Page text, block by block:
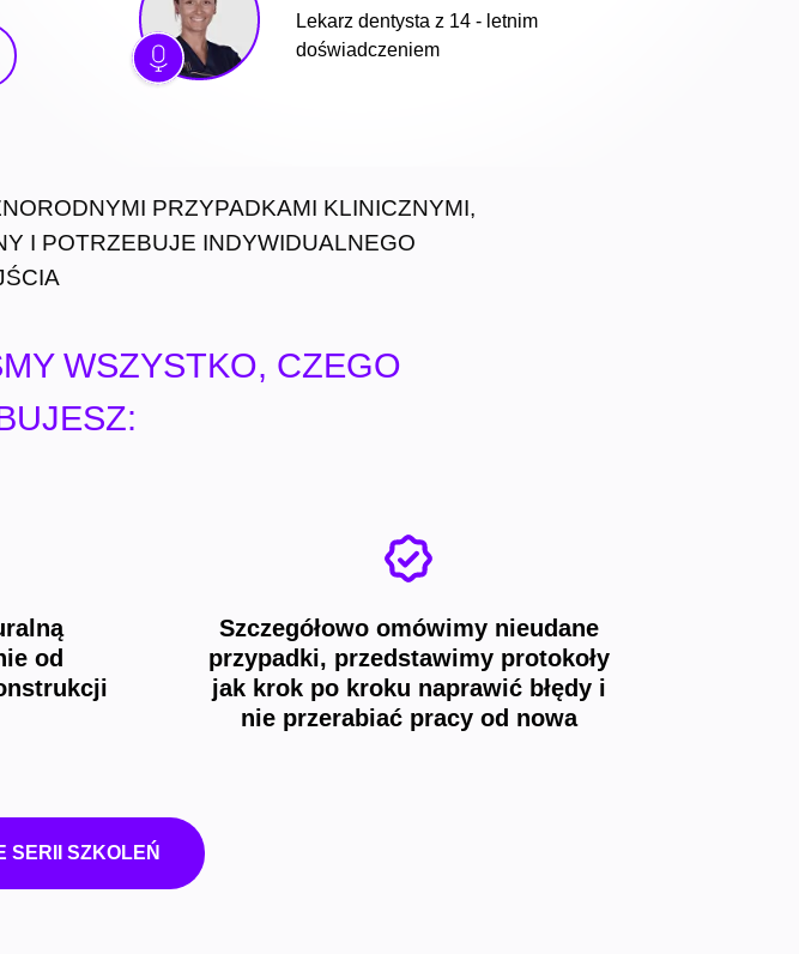
Lekarz dentysta z 14 - letnim
doświadczeniem
WSZYSTKO, CZEGO
od
Szczegółowo omówimy nieudane
przypadki, przedstawimy protokoły
jak krok po kroku naprawić błędy i
nie przerabiać pracy od nowa
PRZYPADKAMI KLINICZNYMI,
I POTRZEBUJE INDYWIDUALNEGO
SERII SZKOLEŃ